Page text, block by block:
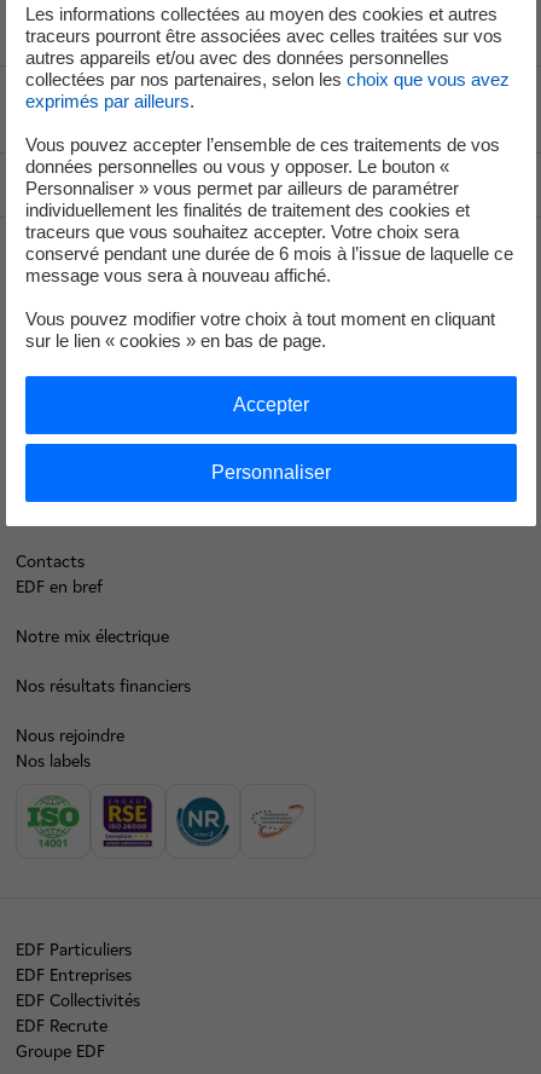
Voir le fil d'ariane
Haut de page
Groupe
Faire des économies d’énergie
Contacts
EDF en bref
Notre mix électrique
Nos résultats financiers
Nous rejoindre
Nos labels
EDF Particuliers
EDF Entreprises
EDF Collectivités
EDF Recrute
Groupe EDF
Les informations collectées au moyen des cookies et autres
traceurs pourront être associées avec celles traitées sur vos
autres appareils et/ou avec des données personnelles
collectées par nos partenaires, selon les choix que vous avez
exprimés par ailleurs.
Vous pouvez accepter l’ensemble de ces traitements de vos
données personnelles ou vous y opposer. Le bouton «
Personnaliser » vous permet par ailleurs de paramétrer
individuellement les finalités de traitement des cookies et
traceurs que vous souhaitez accepter. Votre choix sera
conservé pendant une durée de 6 mois à l’issue de laquelle ce
message vous sera à nouveau affiché.
Vous pouvez modifier votre choix à tout moment en cliquant
sur le lien « cookies » en bas de page.
Personnaliser
Accepter